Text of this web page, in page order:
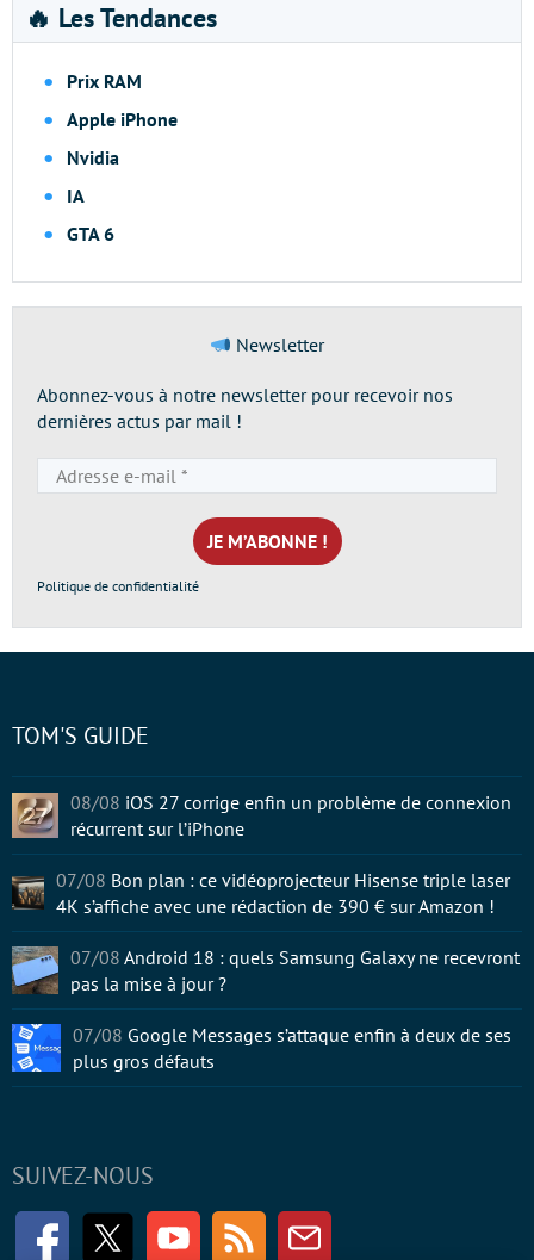
🔥 Les Tendances
Prix RAM
Apple iPhone
Nvidia
IA
GTA 6
Newsletter
Abonnez-vous à notre newsletter pour recevoir nos
dernières actus par mail !
e-
mail
*
Politique de confidentialité
SUIVEZ-NOUS
FacebookTwitter Youtube RSS Newsletter
TOM'S GUIDE
08/08 iOS 27 corrige enfin un problème de connexion
récurrent sur l’iPhone
07/08 Bon plan : ce vidéoprojecteur Hisense triple laser
4K s’affiche avec une rédaction de 390 € sur Amazon !
07/08 Android 18 : quels Samsung Galaxy ne recevront
pas la mise à jour ?
07/08 Google Messages s’attaque enfin à deux de ses
plus gros défauts